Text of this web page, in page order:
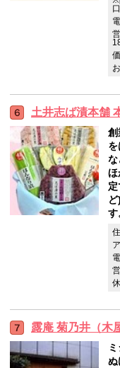
土井志ば漬本舗
創
な
ほ
す
露庵 菊乃井（木
ぬ